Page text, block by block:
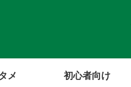
メ 初心者向け